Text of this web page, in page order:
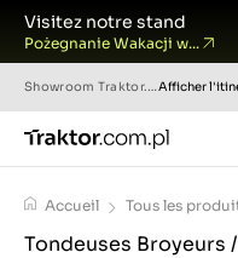
Visitez notre stand
Pożegnanie Wakacji w...
Showroom Traktor.com.pl Afficher
Accueil Tous les
Tondeuses Broyeurs